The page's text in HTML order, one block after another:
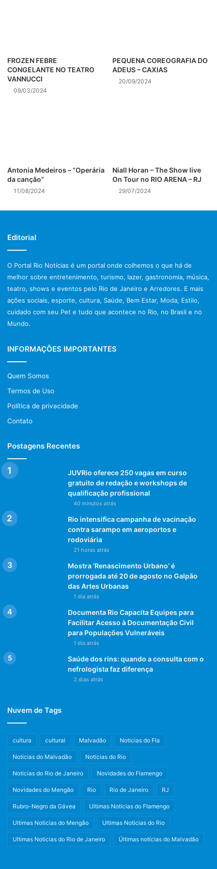
FROZEN FEBRE
CONGELANTE NO TEATRO
VANNUCCI
09/03/2024
PEQUENA COREOGRAFIA DO
ADEUS – CAXIAS
20/09/2024
Antonia Medeiros – “Operária
da canção”
11/08/2024
Niall Horan – The Show live
On Tour no RIO ARENA – RJ
29/07/2024
Editorial
O Portal Rio Notícias é um portal onde colhemos o que há de
melhor sobre entretenimento, turismo, lazer, gastronomia, música,
teatro, shows e eventos pelo Rio de Janeiro e Arredores. E mais
ações sociais, esporte, cultura, Saúde, Bem Estar, Moda, Estilo,
cuidado com seu Pet e tudo que acontece no Rio, no Brasil e no
Mundo.
INFORMAÇÕES IMPORTANTES
Quem Somos
Termos de Uso
Política de privacidade
Contato
Postagens Recentes
JUVRio oferece 250 vagas em curso
gratuito de redação e workshops de
qualificação profissional
40 minutos atrás
Rio intensifica campanha de vacinação
contra sarampo em aeroportos e
rodoviária
21 horas atrás
Mostra ‘Renascimento Urbano’ é
prorrogada até 20 de agosto no Galpão
das Artes Urbanas
1 dia atrás
Documenta Rio Capacita Equipes para
Facilitar Acesso à Documentação Civil
para Populações Vulneráveis
1 dia atrás
Saúde dos rins: quando a consulta com o
nefrologista faz diferença
2 dias atrás
Nuvem de Tags
cultura cultural Malvadão Noticias do Fla
Noticias do Malvadão Noticias do Rio
Noticias do Rio de Janeiro Novidades do Flamengo
Novidades do Mengão Rio Rio de Janeiro RJ
Rubro-Negro da Gávea Ultimas Noticias do Flamengo
Ultimas Noticias do Mengão Ultimas Noticias do Rio
Ultimas Noticias do Rio de Janeiro Últimas notícias do Malvadão